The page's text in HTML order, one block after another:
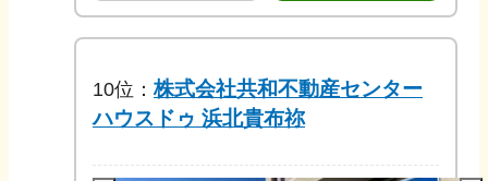
10位：株式会社共和不動産センター
ハウスドゥ 浜北貴布祢